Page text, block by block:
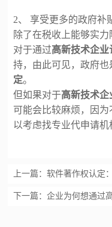
2、 享受更多的政府补
除了在税收上能够实
对于通过高新技术企业
持，由此可见，政府
定。
但如果对于高新技术企
可能会比较麻烦，因
以考虑找专业代申请机
上一篇： 软件著作权认定：你知
下一篇： 企业为何想通过高新技